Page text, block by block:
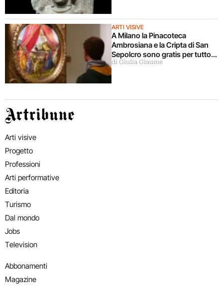
ARTI VISIVE
A Milano la Pinacoteca
Ambrosiana e la Cripta di San
Sepolcro sono gratis per tutto
agosto (ma solo per milanesi)
di Giulia Giaume
Artribune
Arti visive
Progetto
Professioni
Arti performative
Editoria
Turismo
Dal mondo
Jobs
Television
Abbonamenti
Magazine